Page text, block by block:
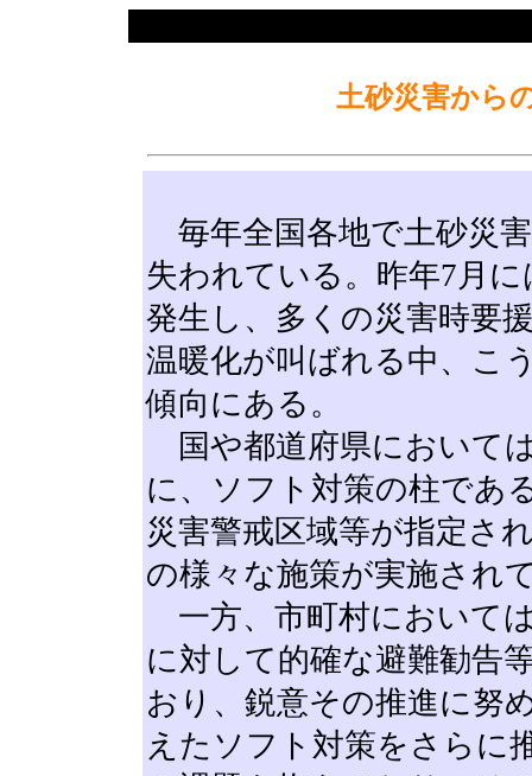
土砂災害から
毎年全国各地で土砂災
失われている。昨年7月
発生し、多くの災害時要
温暖化が叫ばれる中、こ
傾向にある。
国や都道府県において
に、ソフト対策の柱であ
災害警戒区域等が指定さ
の様々な施策が実施され
一方、市町村において
に対して的確な避難勧告
おり、鋭意その推進に努
えたソフト対策をさらに